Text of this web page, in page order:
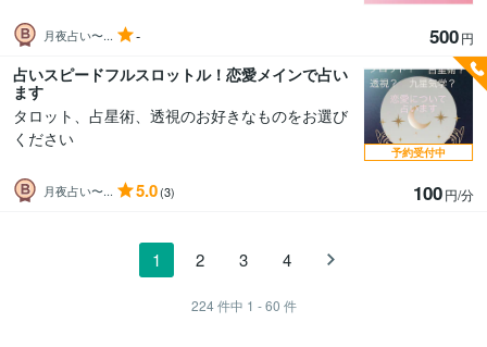
月夜占い〜... - 500円
占いスピードフルスロットル！恋愛メインで占い
ます
タロット、占星術、透視のお好きなものをお選び
ください
月夜占い〜... 5.0(3) 100円/分
予約受付中
1 2 3 4
224 件中 1 - 60 件